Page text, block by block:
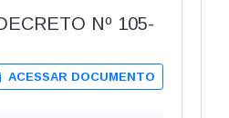
Nº 105-
ACESSAR DOCUMENTO